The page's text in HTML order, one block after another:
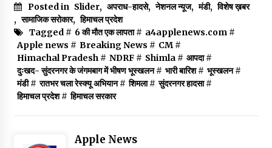
Posted in Slider, अपराध-हादसे, नेशनल न्यूज, मंडी, विशेष ख़बर
, सामाजिक सरोकार, हिमाचल प्रदेश
Tagged # 6 की मौत एक लापता# a4applenews.com #
Apple news # Breaking News # CM#
Himachal Pradesh # NDRF# Shimla# आपदा#
दुःखद- सुंदरनगर के जंगमबाग में भीषण भूस्खलन# भारी बारिश# भूस्खलन#
मंडी# रातभर चला रेस्क्यू अभियान# शिमला# सुंदरनगर हादसा#
हिमाचल प्रदेश# हिमाचल सरकार
Apple News